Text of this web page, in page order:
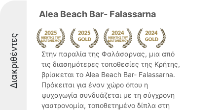
Διακριθέντες
Alea Beach Bar- Falassarna
Στην παραλία της Φαλάσαρνας, μια από
τις διασημότερες τοποθεσίες της Κρήτης,
βρίσκεται το Alea Beach Bar- Falassarna.
Πρόκειται για έναν χώρο όπου η
ψυχαγωγία συνδυάζεται με τη σύγχρονη
γαστρονομία, τοποθετημένο δίπλα στη